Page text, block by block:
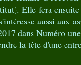
Elle fera
aussi aux
dans Numéro
la tête d'une